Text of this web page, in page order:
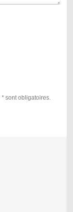
*sont obligatoires.